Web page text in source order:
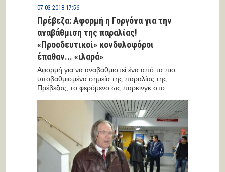
07-03-2018 17:56
Πρέβεζα: Αφορμή η Γοργόνα για την
αναβάθμιση της παραλίας!
«Προοδευτικοί» κονδυλοφόροι
έπαθαν... «ιλαρά»
Αφορμή για να αναβαθμιστεί ένα από τα πιο
υποβαθμισμένα σημεία της παραλίας της
Πρέβεζας, το φερόμενο ως παρκινγκ στο